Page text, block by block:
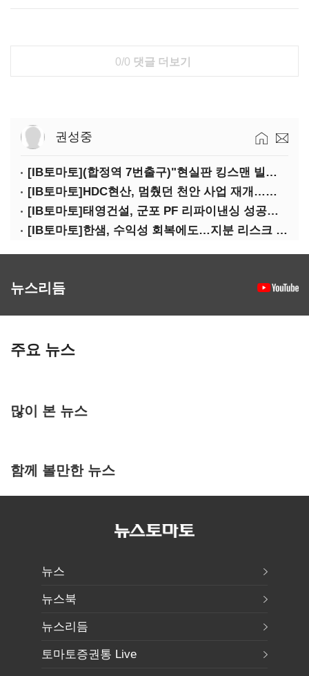
0/0 댓글 더보기
권성중
[IB토마토](합정역 7번출구)"현실판 킹스맨 빌런?"…일론 머스크의 양면성
[IB토마토]HDC현산, 멈췄던 천안 사업 재개…우발채무 부담 줄인다
[IB토마토]태영건설, 군포 PF 리파이낸싱 성공…후속사업 '청신호'
[IB토마토]한샘, 수익성 회복에도…지분 리스크 덮친다
뉴스리듬
주요 뉴스
많이 본 뉴스
함께 볼만한 뉴스
뉴스
뉴스북
뉴스리듬
토마토증권통 Live